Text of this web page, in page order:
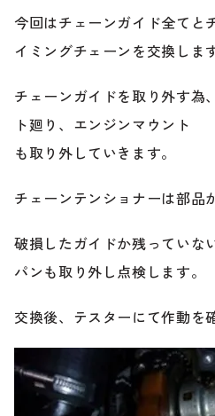
ケータハム岐阜
プライバシーポリシー
買取査定のご依頼
その他のお問い合わせ
のご相談も可能です。
希望ください。
今回はチェーンガイド全てと
イミングチェーンを交換しま
チェーンガイドを取り外す為
ト廻り、エンジンマウント
も取り外していきます。
チェーンテンショナーは部品
破損したガイドか残っていな
パンも取り外し点検します。
交換後、テスターにて作動を